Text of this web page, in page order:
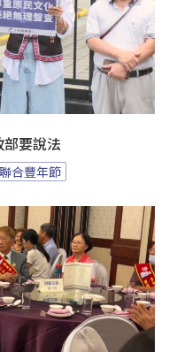
要說法
合豐年節